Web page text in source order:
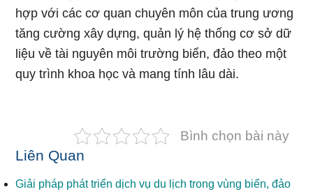
hợp với các cơ quan chuyên môn của trung ương
tăng cường xây dựng, quản lý hệ thống cơ sở dữ
liệu về tài nguyên môi trường biển, đảo theo một
quy trình khoa học và mang tính lâu dài.
Bình chọn bài này
Liên Quan
Giải pháp phát triển dịch vụ du lịch trong vùng biển, đảo